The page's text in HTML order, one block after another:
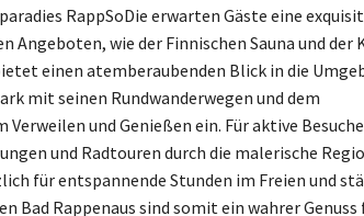
RappSoDie erwarten Gäste eine
Angeboten, wie der Finnischen Sauna und der
einen atemberaubenden Blick in die
mit seinen Rundwanderwegen und dem
Verweilen und Genießen ein. Für aktive
und Radtouren durch die malerische
für entspannende Stunden im Freien und
Bad Rappenaus sind somit ein wahrer Genuss